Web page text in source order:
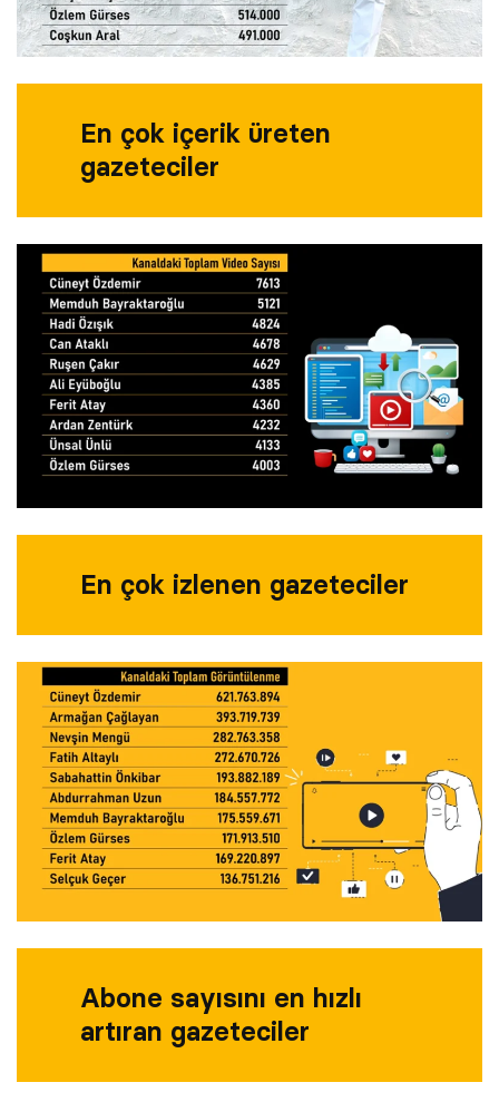
En çok içerik üreten
gazeteciler
En çok izlenen gazeteciler
Abone sayısını en hızlı
artıran gazeteciler